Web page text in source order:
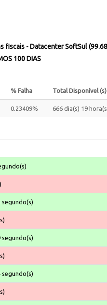
fiscais - Datacenter SoftSul
100 DIAS
% Falha Total Disponível (s)
0.23409% 666 dia(s) 19
segundo(s)
segundo(s)
segundo(s)